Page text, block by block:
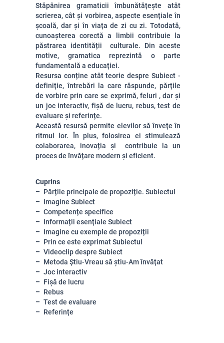
Stăpânirea gramaticii îmbunătățește atât
scrierea, cât și vorbirea, aspecte esențiale în
școală, dar și în viața de zi cu zi. Totodată,
cunoașterea corectă a limbii contribuie la
păstrarea identității culturale. Din aceste
motive, gramatica reprezintă o parte
fundamentală a educației.
Resursa conține atât teorie despre Subiect -
definiție, întrebări la care răspunde, părțile
de vorbire prin care se exprimă, feluri , dar și
un joc interactiv, fișă de lucru, rebus, test de
evaluare și referințe.
Această resursă permite elevilor să învețe în
ritmul lor. În plus, folosirea ei stimulează
colaborarea, inovația și contribuie la un
proces de învățare modern și eficient.
Cuprins
Părțile principale de propoziție. Subiectul
Imagine Subiect
Competențe specifice
Informații esențiale Subiect
Imagine cu exemple de propoziții
Prin ce este exprimat Subiectul
Videoclip despre Subiect
Metoda Știu-Vreau să știu-Am învățat
Joc interactiv
Fișă de lucru
Rebus
Test de evaluare
Referințe